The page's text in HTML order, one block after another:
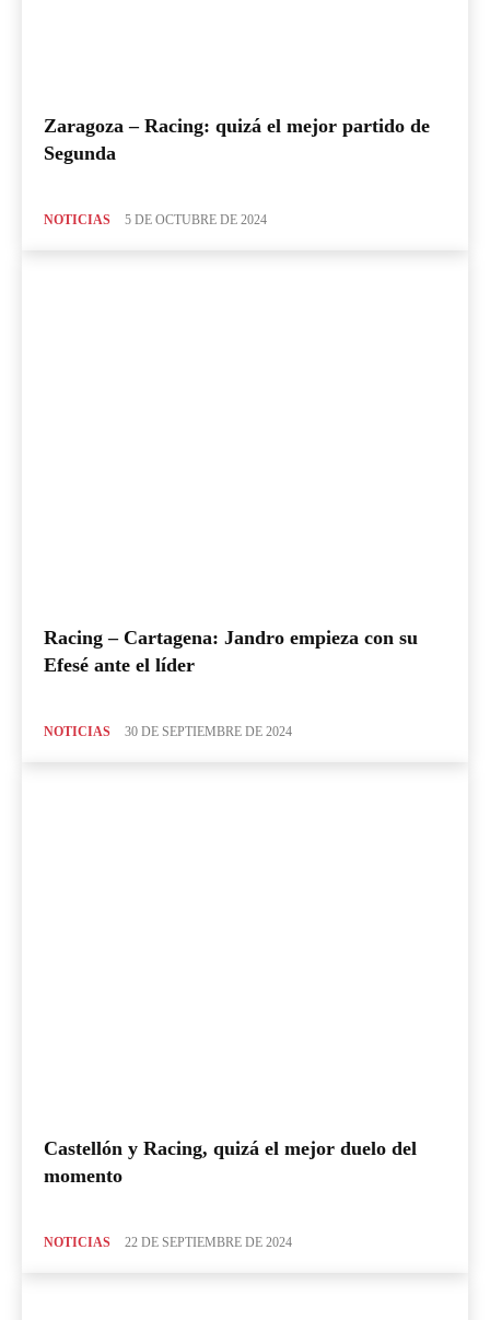
Zaragoza – Racing: quizá el mejor partido de
Segunda
NOTICIAS 5 DE OCTUBRE DE 2024
Racing – Cartagena: Jandro empieza con su
Efesé ante el líder
NOTICIAS 30 DE SEPTIEMBRE DE 2024
Castellón y Racing, quizá el mejor duelo del
momento
NOTICIAS 22 DE SEPTIEMBRE DE 2024